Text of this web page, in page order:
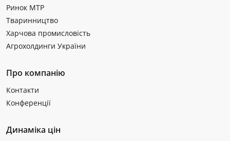
Ринок МТР
Тваринництво
Харчова промисловість
Агрохолдинги України
Про компанію
Контакти
Конференції
Динаміка цін